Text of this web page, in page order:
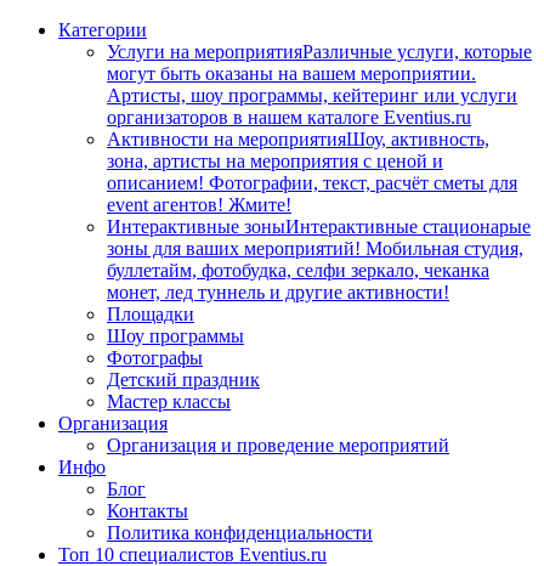
Категории
Услуги на мероприятияРазличные услуги, которые
могут быть оказаны на вашем мероприятии.
Артисты, шоу программы, кейтеринг или услуги
организаторов в нашем каталоге Eventius.ru
Активности на мероприятияШоу, активность,
зона, артисты на мероприятия с ценой и
описанием! Фотографии, текст, расчёт сметы для
event агентов! Жмите!
Интерактивные зоныИнтерактивные стационарые
зоны для ваших мероприятий! Мобильная студия,
буллетайм, фотобудка, селфи зеркало, чеканка
монет, лед туннель и другие активности!
Площадки
Шоу программы
Фотографы
Детский праздник
Мастер классы
Организация
Организация и проведение мероприятий
Инфо
Блог
Контакты
Политика конфиденциальности
Топ 10 специалистов Eventius.ru